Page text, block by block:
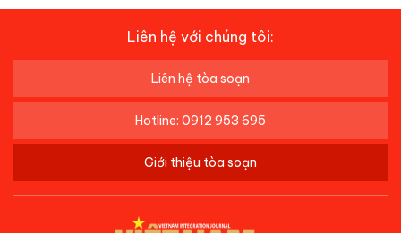
Liên hệ với chúng tôi:
Liên hệ tòa soạn
Hotline: 0912 953 695
Giới thiệu tòa soạn